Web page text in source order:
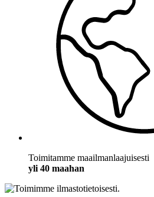
Toimitamme maailmanlaajuisesti
yli 40 maahan